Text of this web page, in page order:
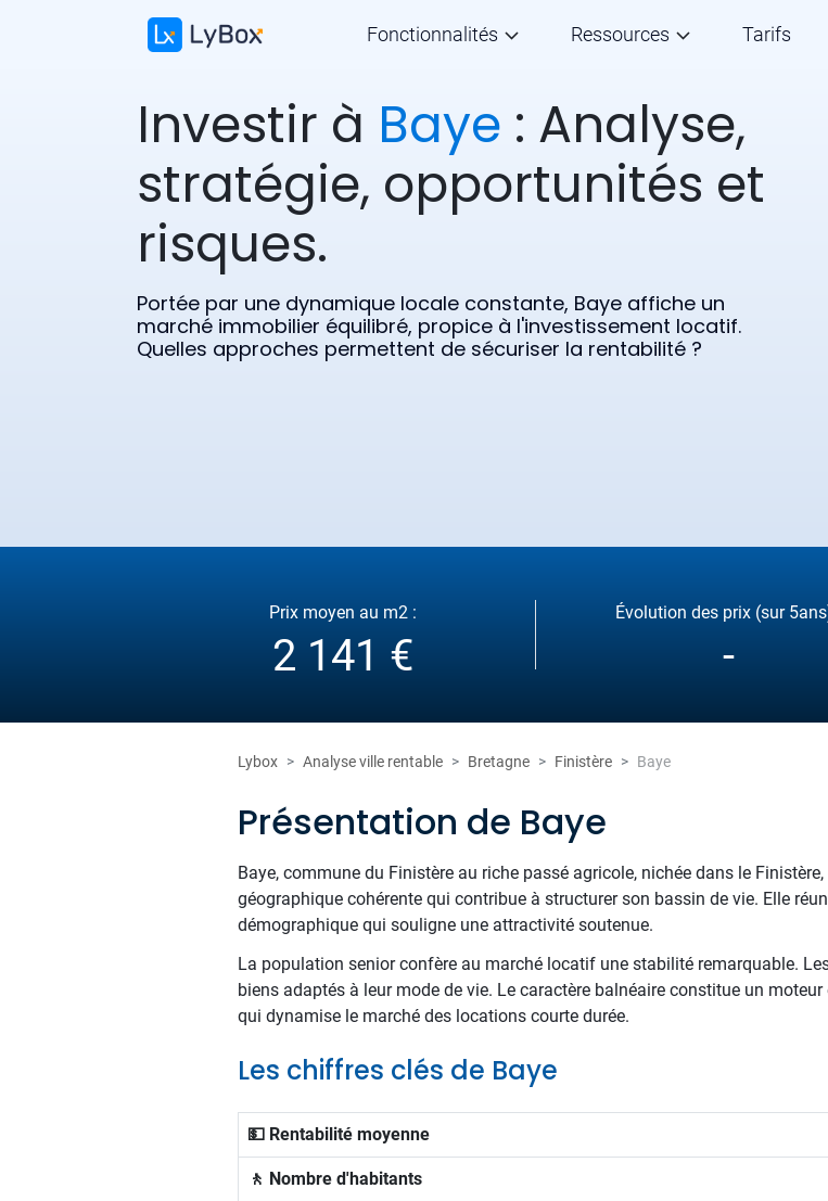
Fonctionnalités Ressources Tarifs
Investir à Baye : Analyse,
stratégie, opportunités et
risques.
Portée par une dynamique locale constante, Baye affiche un
marché immobilier équilibré, propice à l'investissement locatif.
Quelles approches permettent de sécuriser la rentabilité ?
Prix moyen au m2 :
2 141 €
Évolution des prix (sur
-
Lybox Analyse ville rentable Bretagne Finistère Baye
Présentation de Baye
Baye, commune du Finistère au riche passé agricole, nichée dans le
géographique cohérente qui contribue à structurer son bassin de vie. Elle
démographique qui souligne une attractivité soutenue.
La population senior confère au marché locatif une stabilité remarquable.
biens adaptés à leur mode de vie. Le caractère balnéaire constitue un
qui dynamise le marché des locations courte durée.
Les chiffres clés de Baye
💵 Rentabilité moyenne
🚶 Nombre d'habitants